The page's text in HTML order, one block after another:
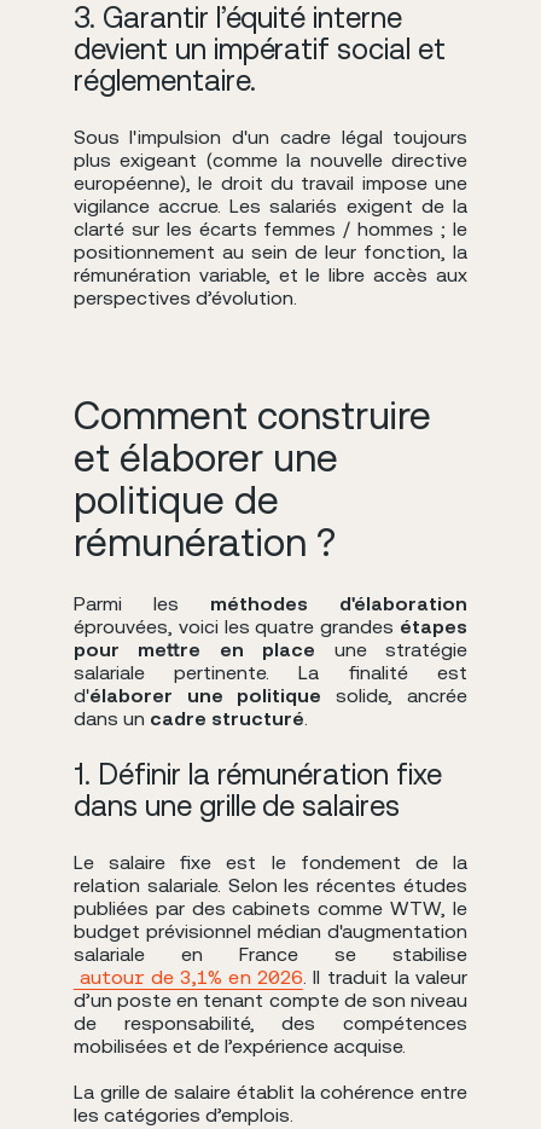
3. Garantir l’équité interne
devient un impératif social et
réglementaire.
Sous l'impulsion d'un cadre légal toujours
plus exigeant (comme la nouvelle directive
européenne), le droit du travail impose une
vigilance accrue. Les salariés exigent de la
clarté sur les écarts femmes / hommes ; le
positionnement au sein de leur fonction, la
rémunération variable, et le libre accès aux
perspectives d’évolution.
Comment construire
et élaborer une
politique de
rémunération ?
Parmi les méthodes d'élaboration
éprouvées, voici les quatre grandes étapes
pour mettre en place une stratégie
salariale pertinente. La finalité est
d'élaborer une politique solide, ancrée
dans un cadre structuré.
1. Définir la rémunération fixe
dans une grille de salaires
Le salaire fixe est le fondement de la
relation salariale. Selon les récentes études
publiées par des cabinets comme WTW, le
budget prévisionnel médian d'augmentation
salariale en France se stabilise
autour de 3,1% en 2026. Il traduit la valeur
d’un poste en tenant compte de son niveau
de responsabilité, des compétences
mobilisées et de l’expérience acquise.
La grille de salaire établit la cohérence entre
les catégories d’emplois.